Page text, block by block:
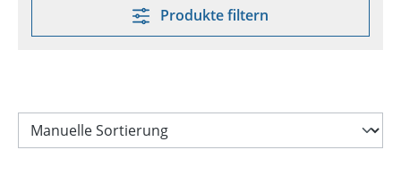
Produkte filtern